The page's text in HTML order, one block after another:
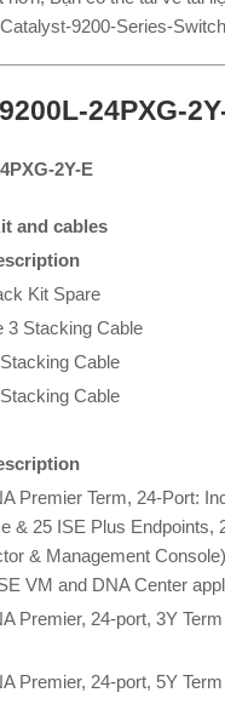
9200-Series-
24PXG-
2Y-E
and cables
Kit Spare
3 Stacking Cable
Cable
Cable
Premier Term, 24-Port:
& 25 ISE Plus Endpoints,
& Management
VM and DNA Center
Premier, 24-port, 3Y
Premier, 24-port, 5Y